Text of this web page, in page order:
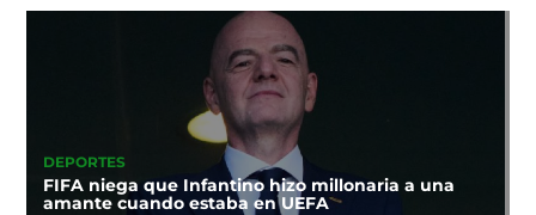
DEPORTES
FIFA niega que Infantino hizo millonaria a una
amante cuando estaba en UEFA